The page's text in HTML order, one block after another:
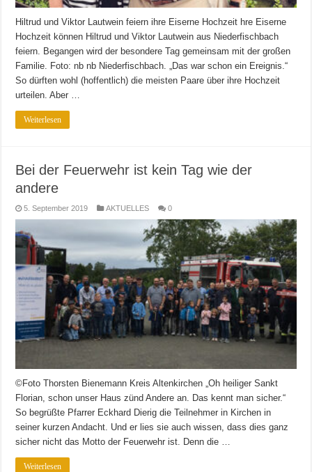
Hiltrud und Viktor Lautwein feiern ihre Eiserne Hochzeit hre Eiserne
Hochzeit können Hiltrud und Viktor Lautwein aus Niederfischbach
feiern. Begangen wird der besondere Tag gemeinsam mit der großen
Familie. Foto: nb nb Niederfischbach. „Das war schon ein Ereignis.“
So dürften wohl (hoffentlich) die meisten Paare über ihre Hochzeit
urteilen. Aber …
Weiterlesen
Bei der Feuerwehr ist kein Tag wie der
andere
5. September 2019 AKTUELLES 0
©Foto Thorsten Bienemann Kreis Altenkirchen „Oh heiliger Sankt
Florian, schon unser Haus zünd Andere an. Das kennt man sicher.“
So begrüßte Pfarrer Eckhard Dierig die Teilnehmer in Kirchen in
seiner kurzen Andacht. Und er lies sie auch wissen, dass dies ganz
sicher nicht das Motto der Feuerwehr ist. Denn die …
Weiterlesen